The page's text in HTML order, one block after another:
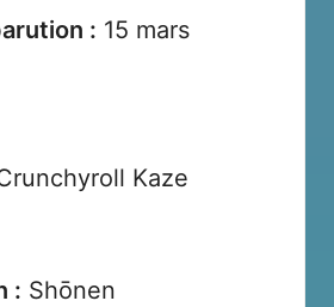
: 15 mars
Kaze
: Shōnen